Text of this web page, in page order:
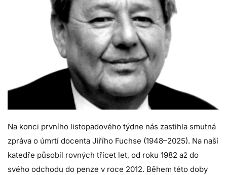
Na konci prvního listopadového týdne nás zastihla smutná
zpráva o úmrtí docenta Jiřího Fuchse (1948–2025). Na naší
katedře působil rovných třicet let, od roku 1982 až do
svého odchodu do penze v roce 2012. Během této doby